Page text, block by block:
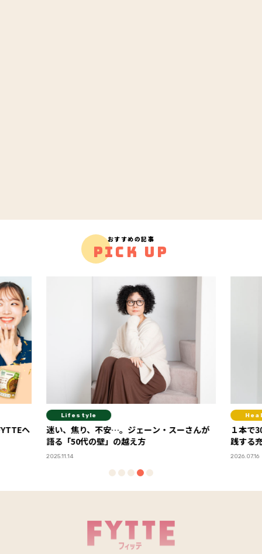
おすすめの記事
PICK UP
ヘ
Lifestyle
迷い、焦り、不安…。ジェーン・スーさんが
語る「50代の壁」の越え方
2025.11.14
１本で
践する
2026.07.16